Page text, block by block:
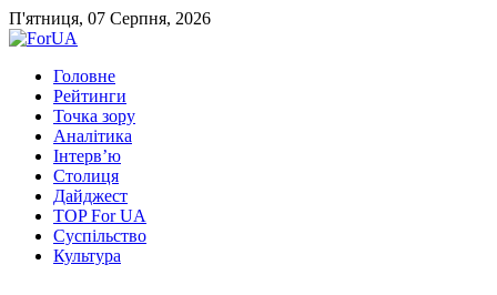
П'ятниця, 07 Серпня, 2026
Головне
Рейтинги
Точка зору
Аналітика
Інтерв’ю
Столиця
Дайджест
TOP For UA
Суспiльство
Культура